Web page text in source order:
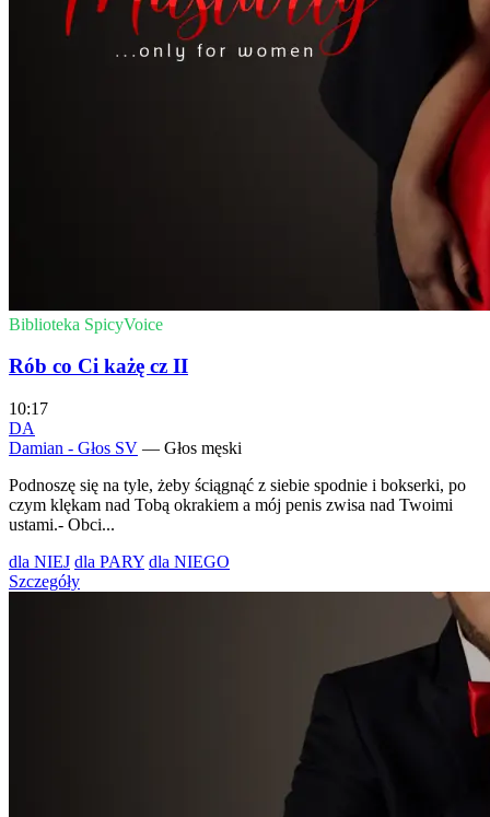
Biblioteka SpicyVoice
Rób co Ci każę cz II
10:17
DA
Damian - Głos SV — Głos męski
Podnoszę się na tyle, żeby ściągnąć z siebie spodnie i bokserki, po
czym klękam nad Tobą okrakiem a mój penis zwisa nad Twoimi
ustami.- Obci...
dla NIEJ dla PARY dla NIEGO
Szczegóły